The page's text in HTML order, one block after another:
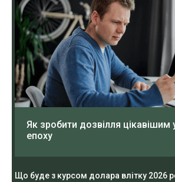
Як зробити дозвілля цікавішим
епоху
Що буде з курсом долара влітку 2026